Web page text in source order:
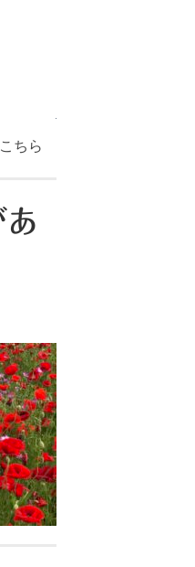
ちら